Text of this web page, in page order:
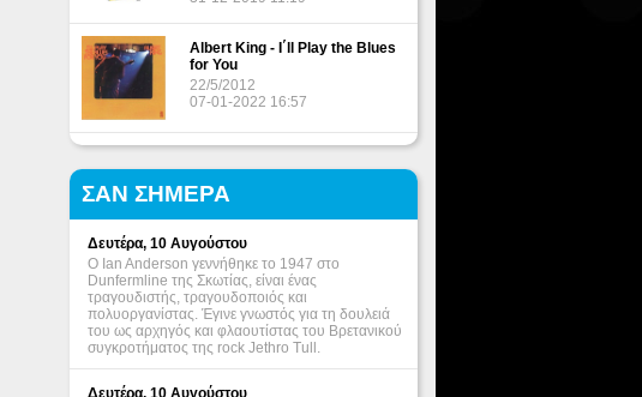
Albert King - I΄ll Play the Blues
for You
22/5/2012
07-01-2022 16:57
ΣΑΝ ΣΗΜΕΡΑ
Δευτέρα, 10 Αυγούστου
Ο Ian Anderson γεννήθηκε το 1947 στο
Dunfermline της Σκωτίας, είναι ένας
τραγουδιστής, τραγουδοποιός και
πολυοργανίστας. Έγινε γνωστός για τη δουλειά
του ως αρχηγός και φλαουτίστας του Βρετανικού
συγκροτήματος της rock Jethro Tull.
Δευτέρα, 10 Αυγούστου